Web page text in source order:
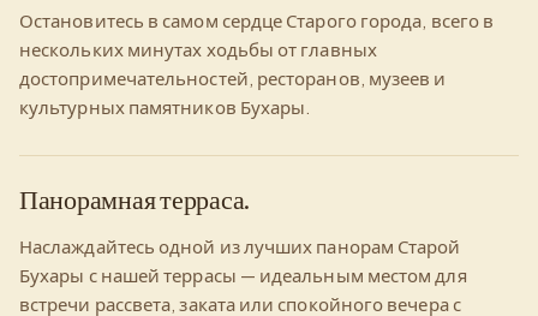
Остановитесь в самом сердце Старого города, всего в
нескольких минутах ходьбы от главных
достопримечательностей, ресторанов, музеев и
культурных памятников Бухары.
Панорамная терраса.
Наслаждайтесь одной из лучших панорам Старой
Бухары с нашей террасы — идеальным местом для
встречи рассвета, заката или спокойного вечера с